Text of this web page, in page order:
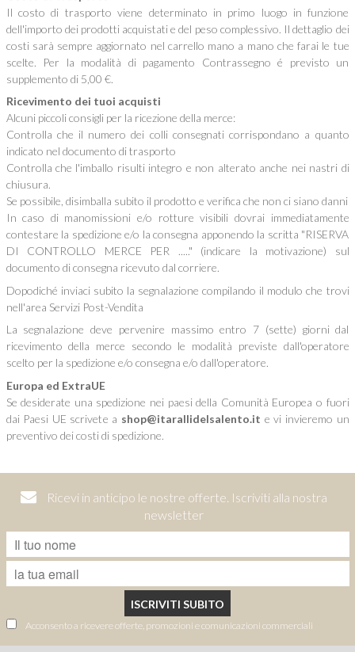
Il costo di trasporto viene determinato in primo luogo in funzione
dell'importo dei prodotti acquistati e del peso complessivo. Il dettaglio dei
costi sarà sempre aggiornato nel carrello mano a mano che farai le tue
scelte. Per la modalità di pagamento Contrassegno é previsto un
supplemento di 5,00 €.
Ricevimento dei tuoi acquisti
Alcuni piccoli consigli per la ricezione della merce:
Controlla che il numero dei colli consegnati corrispondano a quanto
indicato nel documento di trasporto
Controlla che l'imballo risulti integro e non alterato anche nei nastri di
chiusura.
Se possibile, disimballa subito il prodotto e verifica che non ci siano danni
In caso di manomissioni e/o rotture visibili dovrai immediatamente
contestare la spedizione e/o la consegna apponendo la scritta "RISERVA
DI CONTROLLO MERCE PER ....." (indicare la motivazione) sul
documento di consegna ricevuto dal corriere.
Dopodiché inviaci subito la segnalazione compilando il modulo che trovi
nell'area Servizi Post-Vendita
La segnalazione deve pervenire massimo entro 7 (sette) giorni dal
ricevimento della merce secondo le modalità previste dall'operatore
scelto per la spedizione e/o consegna e/o dall'operatore.
Europa ed ExtraUE
Se desiderate una spedizione nei paesi della Comunità Europea o fuori
dai Paesi UE scrivete a shop@itarallidelsalento.it e vi invieremo un
preventivo dei costi di spedizione.
Ricevi in anticipo le nostre offerte. Iscriviti alla nostra
newsletter
ISCRIVITI SUBITO
Acconsento a ricevere offerte, promozioni e comunicazioni commerciali